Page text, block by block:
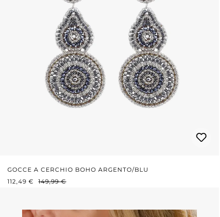
GOCCE A CERCHIO BOHO ARGENTO/BLU
PREZZO DI VENDITA:
112,49 € PREZZO NORMALE:
149,99 €